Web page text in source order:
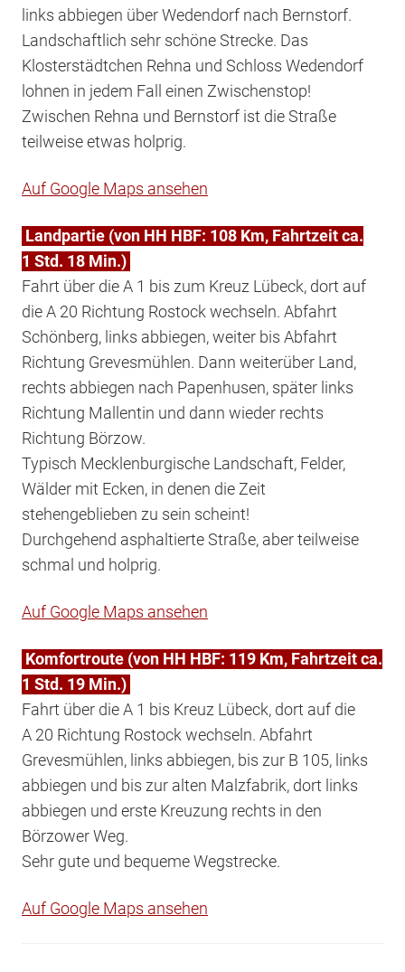
links abbiegen über Wedendorf nach Bernstorf.
Landschaftlich sehr schöne Strecke. Das
Klosterstädtchen Rehna und Schloss Wedendorf
lohnen in jedem Fall einen Zwischenstop!
Zwischen Rehna und Bernstorf ist die Straße
teilweise etwas holprig.
Auf Google Maps ansehen
Landpartie (von HH HBF: 108 Km, Fahrtzeit ca.
1 Std. 18 Min.)
Fahrt über die A 1 bis zum Kreuz Lübeck, dort auf
die A 20 Richtung Rostock wechseln. Abfahrt
Schönberg, links abbiegen, weiter bis Abfahrt
Richtung Grevesmühlen. Dann weiterüber Land,
rechts abbiegen nach Papenhusen, später links
Richtung Mallentin und dann wieder rechts
Richtung Börzow.
Typisch Mecklenburgische Landschaft, Felder,
Wälder mit Ecken, in denen die Zeit
stehengeblieben zu sein scheint!
Durchgehend asphaltierte Straße, aber teilweise
schmal und holprig.
Auf Google Maps ansehen
Komfortroute (von HH HBF: 119 Km, Fahrtzeit ca.
1 Std. 19 Min.)
Fahrt über die A 1 bis Kreuz Lübeck, dort auf die
A 20 Richtung Rostock wechseln. Abfahrt
Grevesmühlen, links abbiegen, bis zur B 105, links
abbiegen und bis zur alten Malzfabrik, dort links
abbiegen und erste Kreuzung rechts in den
Börzower Weg.
Sehr gute und bequeme Wegstrecke.
Auf Google Maps ansehen